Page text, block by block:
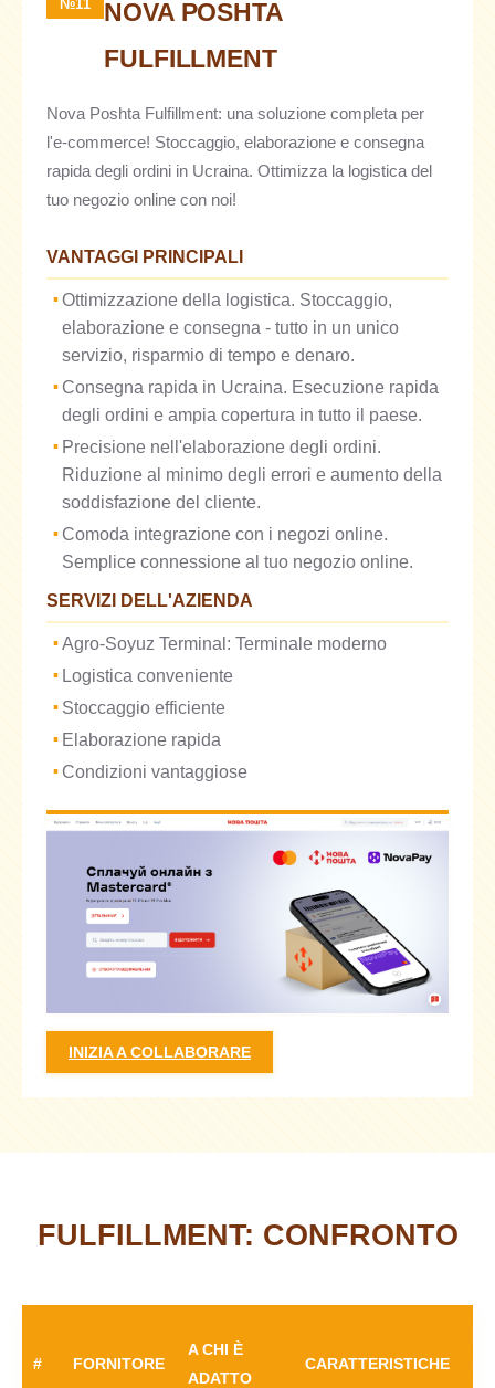
№11
NOVA POSHTA
FULFILLMENT
Nova Poshta Fulfillment: una soluzione completa per
l'e-commerce! Stoccaggio, elaborazione e consegna
rapida degli ordini in Ucraina. Ottimizza la logistica del
tuo negozio online con noi!
VANTAGGI PRINCIPALI
Ottimizzazione della logistica. Stoccaggio,
elaborazione e consegna - tutto in un unico
servizio, risparmio di tempo e denaro.
Consegna rapida in Ucraina. Esecuzione rapida
degli ordini e ampia copertura in tutto il paese.
Precisione nell'elaborazione degli ordini.
Riduzione al minimo degli errori e aumento della
soddisfazione del cliente.
Comoda integrazione con i negozi online.
Semplice connessione al tuo negozio online.
SERVIZI DELL'AZIENDA
Agro-Soyuz Terminal: Terminale moderno
Logistica conveniente
Stoccaggio efficiente
Elaborazione rapida
Condizioni vantaggiose
INIZIA A COLLABORARE
FULFILLMENT: CONFRONTO
# FORNITORE
A CHI È
ADATTO
CARATTERISTICHE